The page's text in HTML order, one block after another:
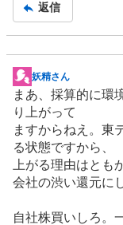
返信
掲
示
板
記
事
妖精さん
まあ、採算的に環
り上がって
ますからねえ。東
る状態ですから、
上がる理由はとも
会社の渋い還元に
自社株買いしろ。